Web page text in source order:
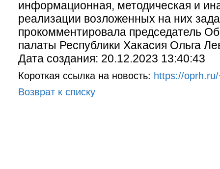
информационная, методическая и
реализации возложенных на них
прокомментировала председатель
палаты Республики Хакасия Ольга
Дата создания: 20.12.2023 13:40:43
Короткая ссылка на новость: https://
Возврат к списку